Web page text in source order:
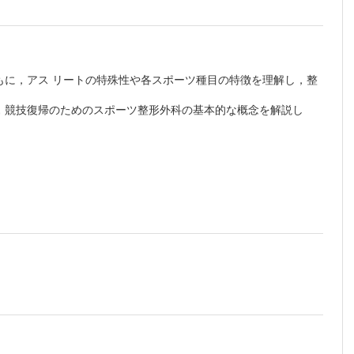
，アス リートの特殊性や各スポーツ種目の特徴を理解し，整
技復帰のためのスポーツ整形外科の基本的な概念を解説し
ご覧いただけます。詳細は